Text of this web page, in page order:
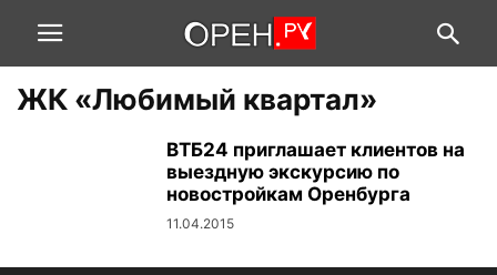
ЖК «Любимый квартал»
ВТБ24 приглашает клиентов на
выездную экскурсию по
новостройкам Оренбурга
11.04.2015